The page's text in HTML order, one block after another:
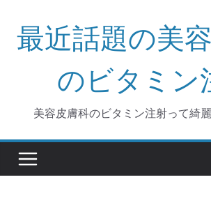
キ
最近話題の美
のビタミン
美容皮膚科のビタミン注射って綺